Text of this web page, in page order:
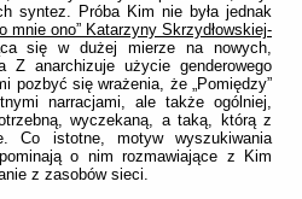
syntez. Próba Kim nie była jednak
mnie ono” Katarzyny Skrzydłowskiej-
się w dużej mierze na nowych,
Z anarchizuje użycie genderowego
pozbyć się wrażenia, że „Pomiędzy”
narracjami, ale także ogólniej,
wyczekaną, a taką, którą z
Co istotne, motyw wyszukiwania
o nim rozmawiające z Kim
z zasobów sieci.